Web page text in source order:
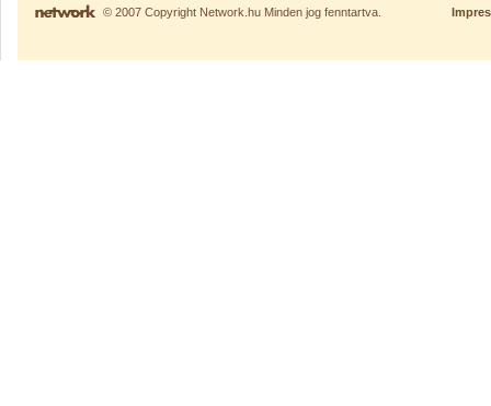
© 2007 Copyright Network.hu Minden jog fenntartva.